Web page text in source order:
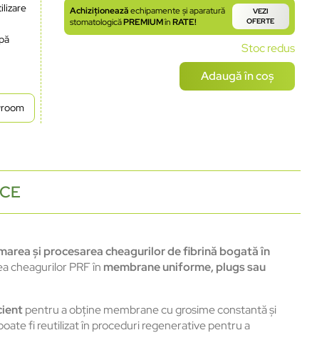
Achiziționeazăechipamente și aparatură
stomatologicăPREMIUMînRATE!
VEZI
OFERTE
Stoc redus
Adaugă în coș
și procesarea cheagurilor de fibrină bogată în
cheagurilor PRF în membrane uniforme, plugs sau
pentru a obține membrane cu grosime constantă și
fi reutilizat în proceduri regenerative pentru a